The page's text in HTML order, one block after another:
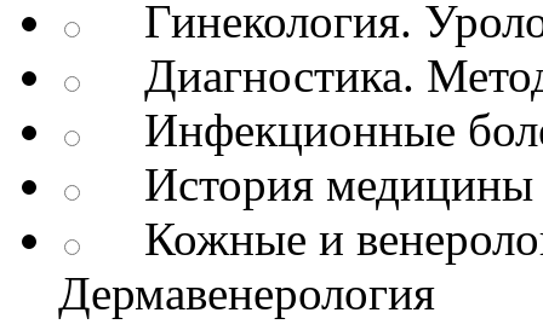
Гинекология.
Диагностика.
Инфекционные
История медицины
Кожные и
Дермавенерология